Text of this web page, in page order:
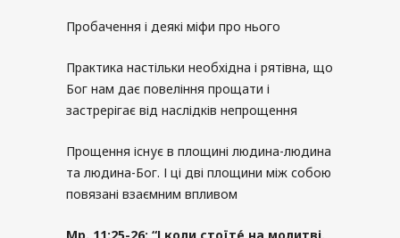
Пробачення і деякі міфи про нього
Практика настільки необхідна і рятівна, що
Бог нам дає повеління прощати і
застрерігає від наслідків непрощення
Прощення існує в площині людина-людина
та людина-Бог. І ці дві площини між собою
повязані взаємним впливом